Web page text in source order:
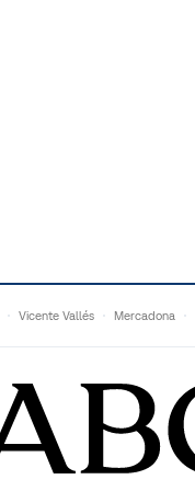
Vicente Vallés Mercadona